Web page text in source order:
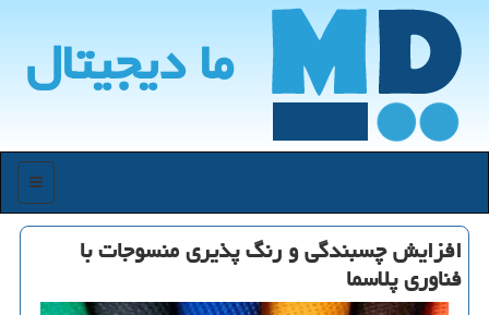
ما دیجیتال
منو
افزایش چسبندگی و رنگ پذیری منسوجات با
فناوری پلاسما